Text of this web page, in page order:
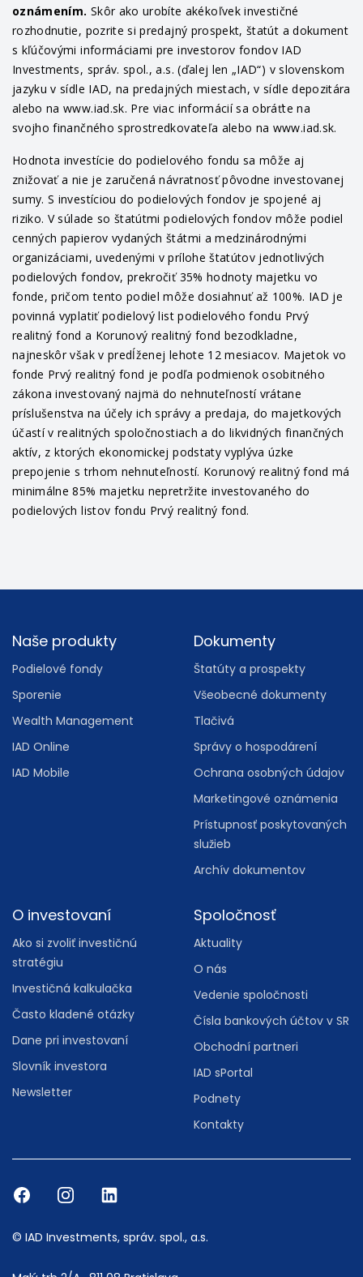
oznámením. Skôr ako urobíte akékoľvek investičné
rozhodnutie, pozrite si predajný prospekt, štatút a dokument
s kľúčovými informáciami pre investorov fondov IAD
Investments, správ. spol., a.s. (ďalej len „IAD“) v slovenskom
jazyku v sídle IAD, na predajných miestach, v sídle depozitára
alebo na www.iad.sk. Pre viac informácií sa obráťte na
svojho finančného sprostredkovateľa alebo na www.iad.sk.
Hodnota investície do podielového fondu sa môže aj
znižovať a nie je zaručená návratnosť pôvodne investovanej
sumy. S investíciou do podielových fondov je spojené aj
riziko. V súlade so štatútmi podielových fondov môže podiel
cenných papierov vydaných štátmi a medzinárodnými
organizáciami, uvedenými v prílohe štatútov jednotlivých
podielových fondov, prekročiť 35% hodnoty majetku vo
fonde, pričom tento podiel môže dosiahnuť až 100%. IAD je
povinná vyplatiť podielový list podielového fondu Prvý
realitný fond a Korunový realitný fond bezodkladne,
najneskôr však v predĺženej lehote 12 mesiacov. Majetok vo
fonde Prvý realitný fond je podľa podmienok osobitného
zákona investovaný najmä do nehnuteľností vrátane
príslušenstva na účely ich správy a predaja, do majetkových
účastí v realitných spoločnostiach a do likvidných finančných
aktív, z ktorých ekonomickej podstaty vyplýva úzke
prepojenie s trhom nehnuteľností. Korunový realitný fond má
minimálne 85% majetku nepretržite investovaného do
podielových listov fondu Prvý realitný fond.
Footer
Naše produkty
Podielové fondy
Sporenie
Wealth Management
IAD Online
IAD Mobile
Dokumenty
Štatúty a prospekty
Všeobecné dokumenty
Tlačivá
Správy o hospodárení
Ochrana osobných údajov
Marketingové oznámenia
Prístupnosť poskytovaných
služieb
Archív dokumentov
O investovaní
Ako si zvoliť investičnú
stratégiu
Investičná kalkulačka
Často kladené otázky
Dane pri investovaní
Slovník investora
Newsletter
Spoločnosť
Aktuality
O nás
Vedenie spoločnosti
Čísla bankových účtov v SR
Obchodní partneri
IAD sPortal
Podnety
Kontakty
© IAD Investments, správ. spol., a.s.